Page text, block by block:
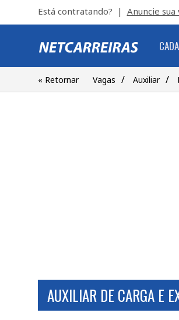
Está contratando? | Anuncie
« Retornar Vagas / Auxiliar /
AUXILIAR DE CARGA E